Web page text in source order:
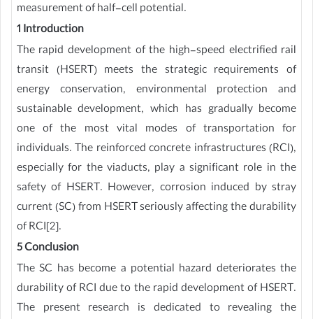
measurement of half-cell potential.
1 Introduction
The rapid development of the high-speed electrified rail
transit (HSERT) meets the strategic requirements of
energy conservation, environmental protection and
sustainable development, which has gradually become
one of the most vital modes of transportation for
individuals. The reinforced concrete infrastructures (RCI),
especially for the viaducts, play a significant role in the
safety of HSERT. However, corrosion induced by stray
current (SC) from HSERT seriously affecting the durability
of RCI[2].
5 Conclusion
The SC has become a potential hazard deteriorates the
durability of RCI due to the rapid development of HSERT.
The present research is dedicated to revealing the